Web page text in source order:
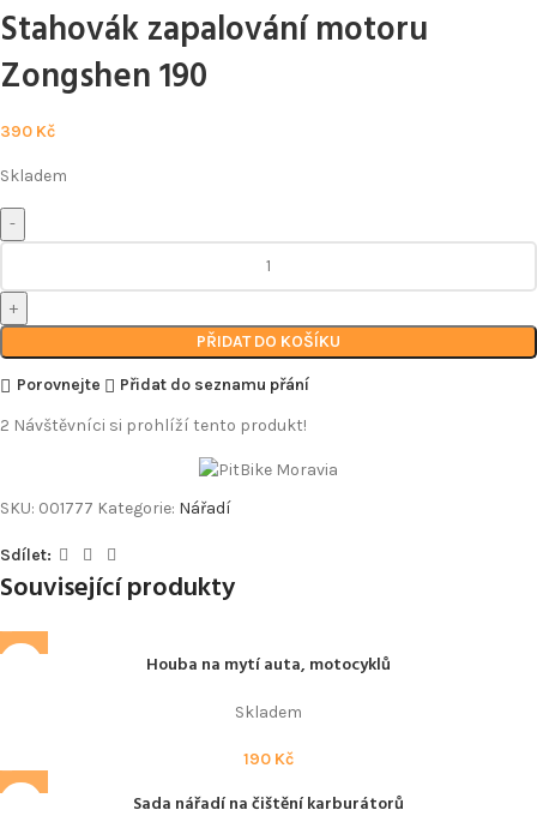
Stahovák zapalování motoru
Zongshen 190
390 Kč
Skladem
PŘIDAT DO KOŠÍKU
Porovnejte
Přidat do seznamu přání
2 Návštěvníci si prohlíží tento produkt!
SKU: 001777 Kategorie: Nářadí
Sdílet:
Související produkty
Houba na mytí auta, motocyklů
Skladem
190 Kč
Sada nářadí na čištění karburátorů